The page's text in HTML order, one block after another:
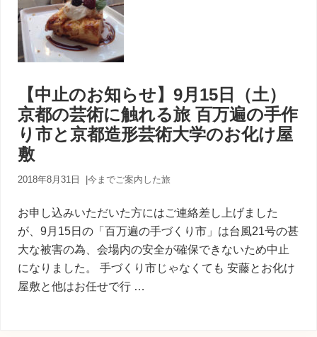
【中止のお知らせ】9月15日（土）
京都の芸術に触れる旅 百万遍の手作
り市と京都造形芸術大学のお化け屋
敷
2018年8月31日 今までご案内した旅
お申し込みいただいた方にはご連絡差し上げました
が、9月15日の「百万遍の手づくり市」は台風21号の甚
大な被害の為、会場内の安全が確保できないため中止
になりました。 手づくり市じゃなくても 安藤とお化け
屋敷と他はお任せで行 …